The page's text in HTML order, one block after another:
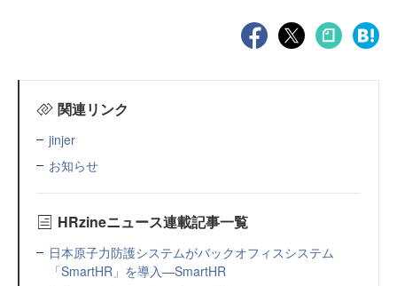
関連リンク
jinjer
お知らせ
HRzineニュース連載記事一覧
日本原子力防護システムがバックオフィスシステム
「SmartHR」を導入—SmartHR